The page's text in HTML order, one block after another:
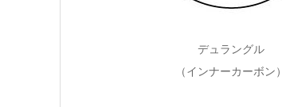
デュラングル
（インナーカーボン）